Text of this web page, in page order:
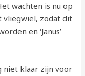
wachten is nu op
vliegwiel, zodat dit
en ‘Janus’
niet klaar zijn voor